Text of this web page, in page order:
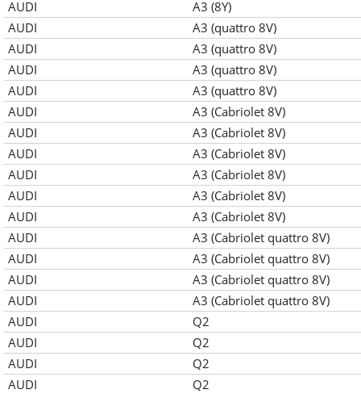
AUDI
A3 (8Y)
AUDI
A3 (quattro 8V)
AUDI
A3 (quattro 8V)
AUDI
A3 (quattro 8V)
AUDI
A3 (quattro 8V)
AUDI
A3 (Cabriolet 8V)
AUDI
A3 (Cabriolet 8V)
AUDI
A3 (Cabriolet 8V)
AUDI
A3 (Cabriolet 8V)
AUDI
A3 (Cabriolet 8V)
AUDI
A3 (Cabriolet 8V)
AUDI
A3 (Cabriolet quattro 8V)
AUDI
A3 (Cabriolet quattro 8V)
AUDI
A3 (Cabriolet quattro 8V)
AUDI
A3 (Cabriolet quattro 8V)
AUDI
Q2
AUDI
Q2
AUDI
Q2
AUDI
Q2